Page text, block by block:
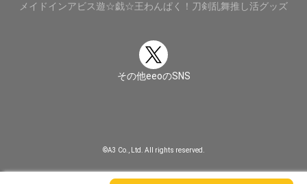
メイドインアビス遊☆戯☆王わんぱく！刀剣乱舞推し活グッズ
その他eeoのSNS
©A3 Co., Ltd. All rights reserved.